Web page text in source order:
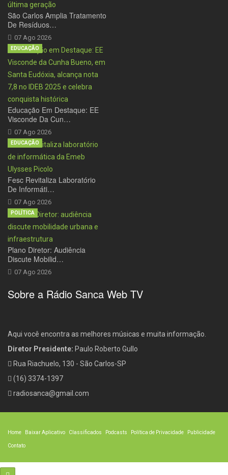
São Carlos Amplia Tratamento
De Resíduos…
07 Ago 2026
Educação Em Destaque: EE
Visconde Da Cun…
07 Ago 2026
EDUCAÇÃO
Fesc Revitaliza Laboratório
De Informáti…
07 Ago 2026
EDUCAÇÃO
Plano Diretor: Audiência
Discute Mobilid…
07 Ago 2026
POLÍTICA
Sobre a Rádio Sanca Web TV
Aqui você encontra as melhores músicas e muita informação.
Diretor Presidente: Paulo Roberto Gullo
Rua Riachuelo, 130 - São Carlos-SP
(16) 3374-1397
radiosanca@gmail.com
Home Baixar Aplicativo Classificados Podcasts Política de Privacidade Publicidade
Contato